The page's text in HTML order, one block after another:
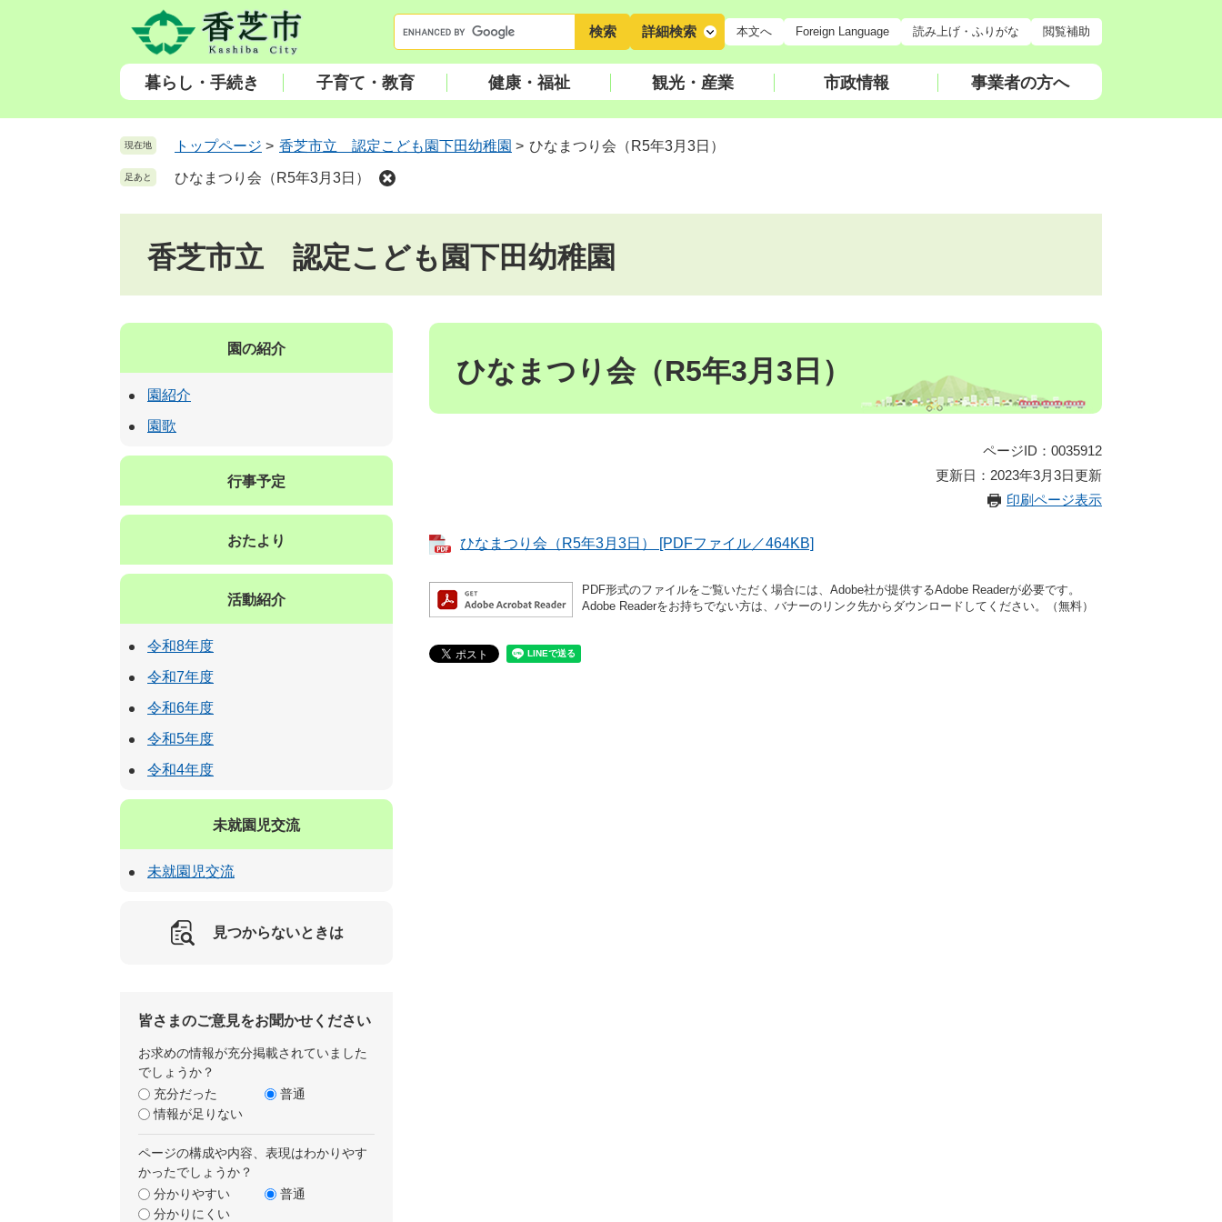
頭
飛
ー
ワ
ー
索
詳細検索 本文へ Foreign Language 読み上げ・ふりがな 閲覧補助
暮らし・手続き 子育て・教育 健康・福祉 観光・産業 市政情報 事業者の方へ
現在地 トップページ > 香芝市立 認定こども園下田幼稚園 > ひなまつり会（R5年3月3日）
足あと ひなまつり会（R5年3月3日）
香芝市立 認定こども園下田幼稚園
本
ひなまつり会（R5年3月3日）
ページID：0035912
更新日：2023年3月3日更新
印刷ページ表示
ひなまつり会（R5年3月3日） [PDFファイル／464KB]
PDF形式のファイルをご覧いただく場合には、Adobe社が提供するAdobe Readerが必要です。
Adobe Readerをお持ちでない方は、バナーのリンク先からダウンロードしてください。（無料）
園の紹介
園紹介
園歌
行事予定
おたより
活動紹介
令和8年度
令和7年度
令和6年度
令和5年度
令和4年度
未就園児交流
未就園児交流
見つからないときは
皆さまのご意見をお聞かせください
お求めの情報が充分掲載されていました
でしょうか？
充分だった
普通
情報が足りない
ページの構成や内容、表現はわかりやす
かったでしょうか？
分かりやすい
普通
分かりにくい